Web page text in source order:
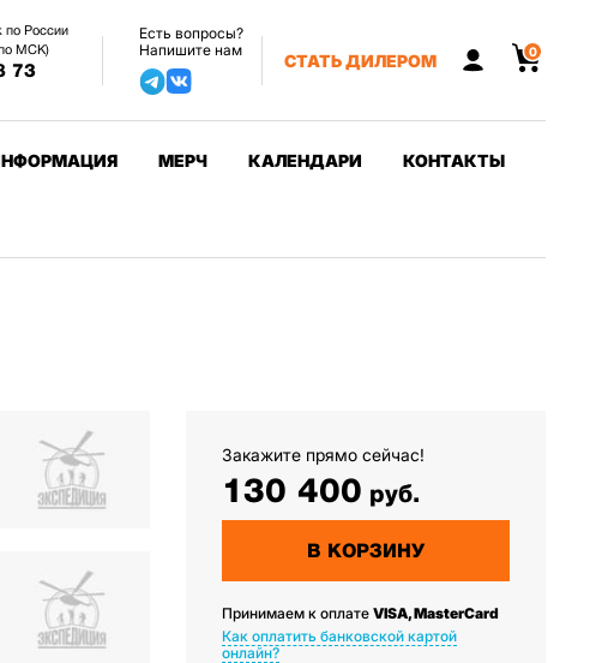
по России
МСК)
73
Есть вопросы?
Напишите нам
СТАТЬ ДИЛЕРОМ 0
МЕРЧ КАЛЕНДАРИ КОНТАКТЫ
Закажите прямо сейчас!
130 400 руб.
В КОРЗИНУ
Принимаем к оплате VISA, MasterCard
Как оплатить банковской картой
онлайн?